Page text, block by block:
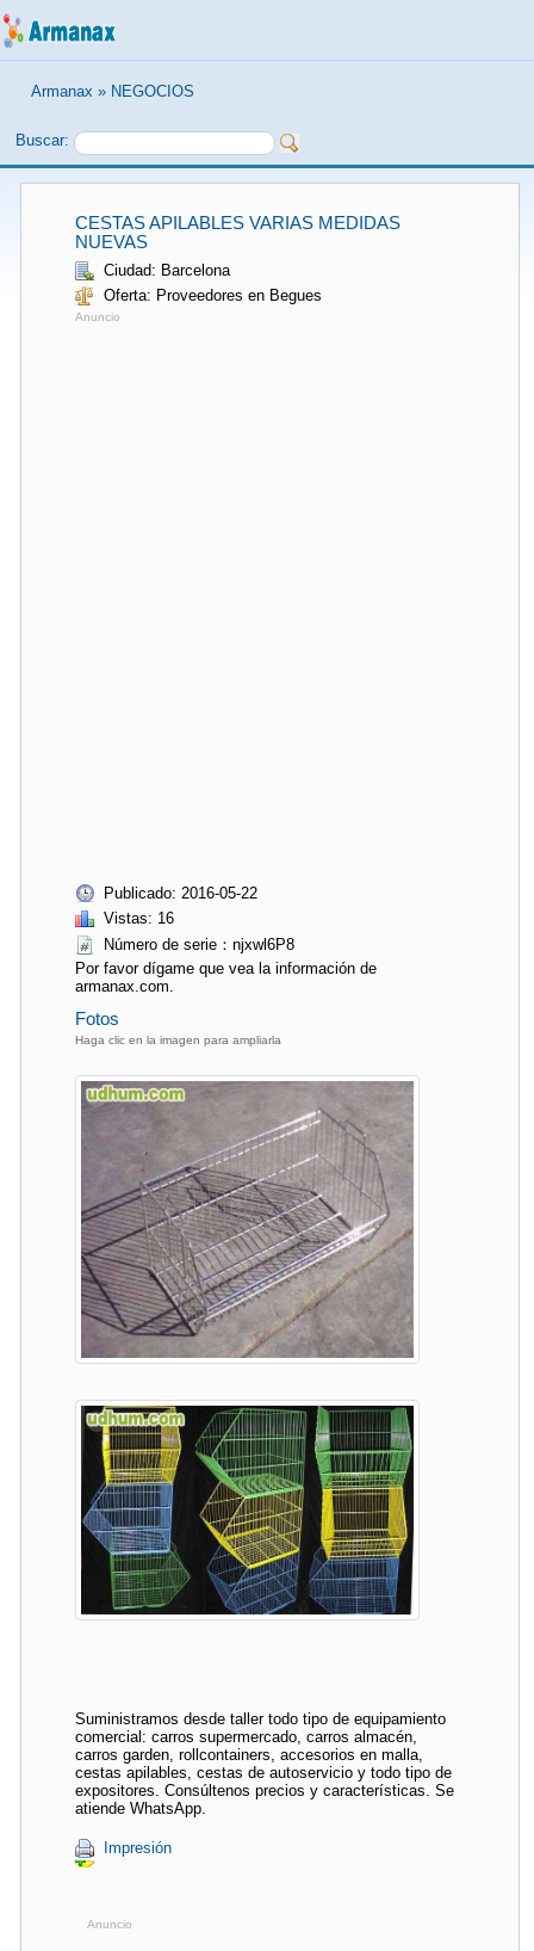
Armanax » NEGOCIOS
Buscar:
CESTAS APILABLES VARIAS MEDIDAS
NUEVAS
Ciudad: Barcelona
Oferta: Proveedores en Begues
Anuncio
Publicado: 2016-05-22
Vistas: 16
Número de serie：njxwl6P8
Por favor dígame que vea la información de
armanax.com.
Fotos
Haga clic en la imagen para ampliarla
Suministramos desde taller todo tipo de equipamiento
comercial: carros supermercado, carros almacén,
carros garden, rollcontainers, accesorios en malla,
cestas apilables, cestas de autoservicio y todo tipo de
expositores. Consúltenos precios y características. Se
atiende WhatsApp.
Impresión
Anuncio